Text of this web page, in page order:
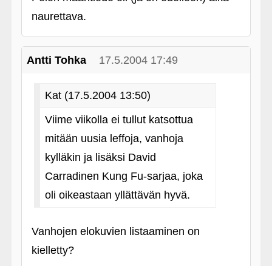
naurettava.
Antti Tohka 17.5.2004 17:49
Kat (17.5.2004 13:50)
Viime viikolla ei tullut katsottua
mitään uusia leffoja, vanhoja
kylläkin ja lisäksi David
Carradinen Kung Fu-sarjaa, joka
oli oikeastaan yllättävän hyvä.
Vanhojen elokuvien listaaminen on
kielletty?